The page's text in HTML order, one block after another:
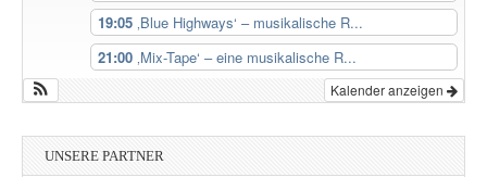
19:05 ‚Blue Highways‘ – musikalische R...
21:00 ‚Mix-Tape‘ – eine musikalische R...
Kalender anzeigen
UNSERE PARTNER